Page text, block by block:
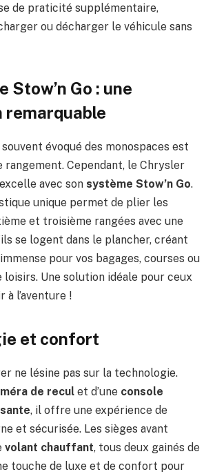
de praticité supplémentaire,
ou décharger le véhicule sans
Stow’n Go : une
remarquable
évoqué des monospaces est
rangement. Cependant, le Chrysler
avec son système Stow’n Go.
unique permet de plier les
et troisième rangées avec une
se logent dans le plancher, créant
pour vos bagages, courses ou
loisirs. Une solution idéale pour ceux
à l’aventure !
et confort
ne lésine pas sur la technologie.
de recul et d’une console
, il offre une expérience de
et sécurisée. Les sièges avant
volant chauffant, tous deux gainés de
touche de luxe et de confort pour